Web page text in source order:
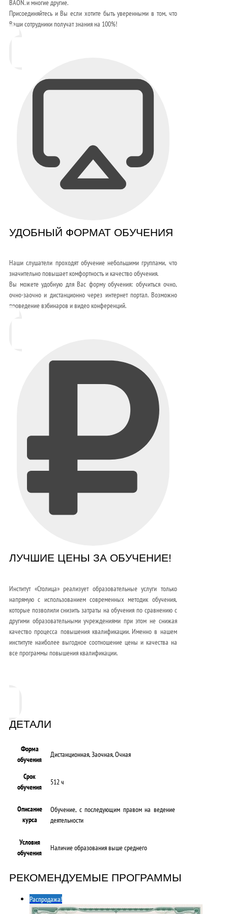
BAON. и многие другие.
Присоединяйтесь и Вы если хотите быть уверенными в том, что
Ваши сотрудники получат знания на 100%!
УДОБНЫЙ ФОРМАТ ОБУЧЕНИЯ
Наши слушатели проходят обучение небольшими группами, что
значительно повышает комфортность и качество обучения.
Вы можете удобную для Вас форму обучения: обучиться очно,
очно-заочно и дистанционно через интернет портал. Возможно
проведение вэбинаров и видео конференций.
ЛУЧШИЕ ЦЕНЫ ЗА ОБУЧЕНИЕ!
Институт «Столица» реализует образовательные услуги только
напрямую с использованием современных методик обучения,
которые позволили снизить затраты на обучения по сравнению с
другими образовательными учреждениями при этом не снижая
качество процесса повышения квалификации. Именно в нашем
институте наиболее выгодное соотношение цены и качества на
все программы повышения квалификации.
ДЕТАЛИ
Форма
обучения
Дистанционная, Заочная, Очная
Срок
обучения
512 ч
Описание
курса
Обучение, с последующим правом на ведение
деятельности
Условия
обучения
Наличие образования выше среднего
РЕКОМЕНДУЕМЫЕ ПРОГРАММЫ
Распродажа!